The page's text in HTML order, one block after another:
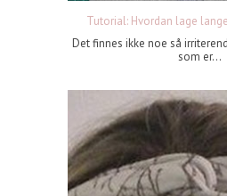
Tutorial: Hvordan lage
Det finnes ikke noe så
som er...